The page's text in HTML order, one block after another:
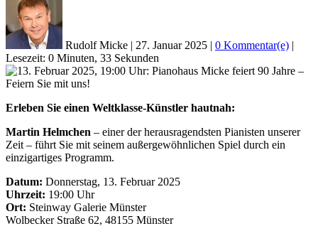
Rudolf Micke | 27. Januar 2025 | 0 Kommentar(e) |
Lesezeit: 0 Minuten, 33 Sekunden
Erleben Sie einen Weltklasse-Künstler hautnah:
Martin Helmchen – einer der herausragendsten Pianisten unserer
Zeit – führt Sie mit seinem außergewöhnlichen Spiel durch ein
einzigartiges Programm.
Datum: Donnerstag, 13. Februar 2025
Uhrzeit: 19:00 Uhr
Ort: Steinway Galerie Münster
Wolbecker Straße 62, 48155 Münster